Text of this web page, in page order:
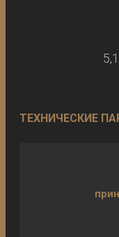
ТЕХНИЧЕСКИЕ